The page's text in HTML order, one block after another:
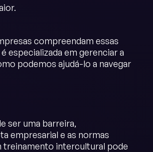
compreendam essas
é especializada em gerenciar a
podemos ajudá-lo a navegar
ser uma barreira,
empresarial e as normas
treinamento intercultural pode